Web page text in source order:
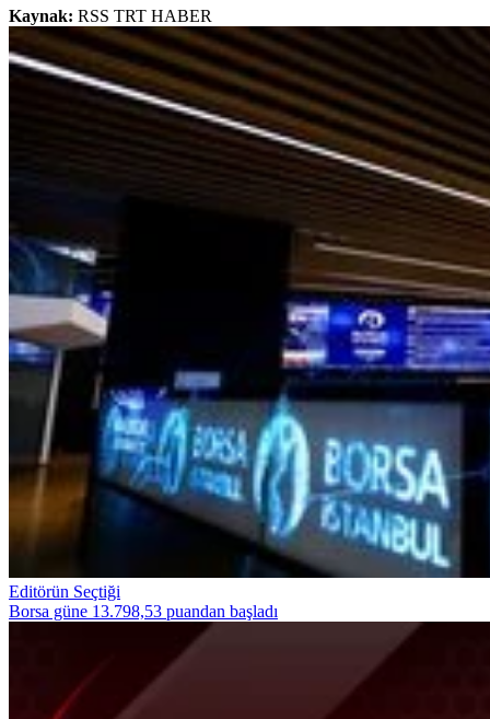
Kaynak: RSS TRT HABER
Editörün Seçtiği
Borsa güne 13.798,53 puandan başladı